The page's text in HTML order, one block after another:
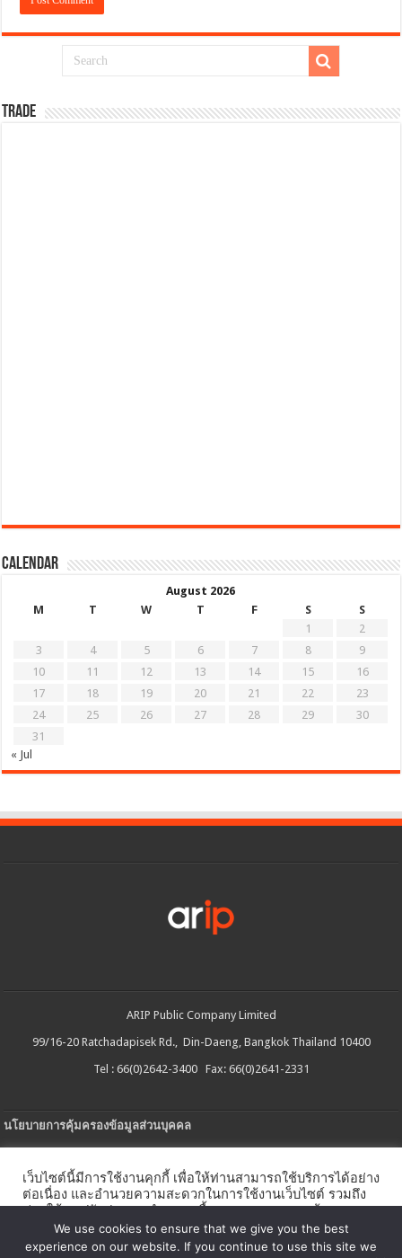
TRADE
Calendar
August 2026
M
T W T F S
S
1
2
3
4 5 6 7 8
9
10
11 12 13 14 15
16
17
18 19 20 21 22
23
24
25 26 27 28 29
30
31
« Jul
ARIP Public Company Limited
99/16-20 Ratchadapisek Rd., Din-Daeng, Bangkok Thailand 10400
Tel : 66(0)2642-3400 Fax: 66(0)2641-2331
นโยบายการคุ้มครองข้อมูลส่วนบุคคล
นโยบายการใช้คกกี้
นโยบายความปลอดภัยของข้อมูลสารสนเทศ
เว็บไซต์นี้มีการใช้งานคุกกี้ เพื่อให้ท่านสามารถใช้บริการได้อย่าง
ต่อเนื่อง และอำนวยความสะดวกในการใช้งานเว็บไซต์ รวมถึง
ช่วยให้เราปรับปรุงการนำเสนอเนื้อหาตรงตามความต้องการ
ของท่าน โดยสามารถศึกษารายละเอียดเพิ่มเติมได้ใน นโยบาย
คุกกี้
We use cookies to ensure that we give you the best
experience on our website. If you continue to use this site we